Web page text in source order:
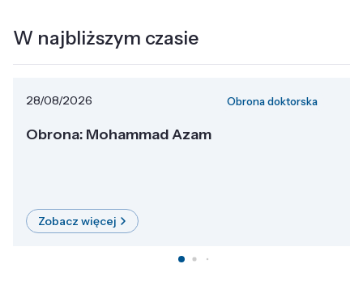
W najbliższym czasie
28/08/2026 Obrona doktorska
Obrona: Mohammad Azam
Zobacz więcej